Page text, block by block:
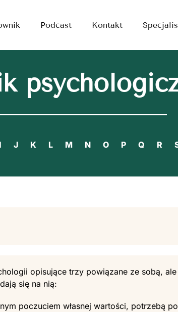
Podcast Kontakt
I J K L M N O P Q R
opisujące trzy powiązane ze sobą,
się na nią:
poczuciem własnej wartości, potrzebą